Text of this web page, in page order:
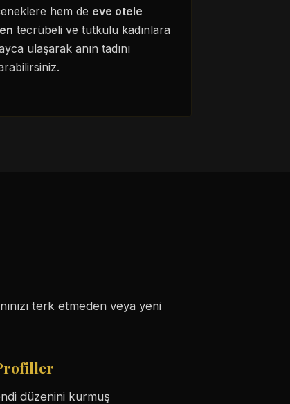
hem de eve otele
tecrübeli ve tutkulu kadınlara
ulaşarak anın tadını
terk etmeden veya yeni
düzenini kurmuş